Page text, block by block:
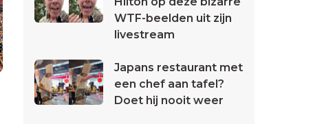
WTF-beelden uit zijn
livestream
Japans restaurant met
een chef aan tafel?
Doet hij nooit weer